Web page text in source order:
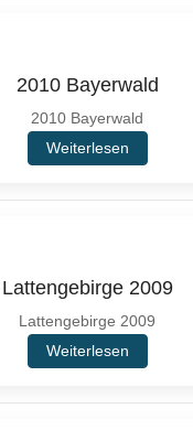
2010 Bayerwald
2010 Bayerwald
Weiterlesen
Lattengebirge 2009
Lattengebirge 2009
Weiterlesen